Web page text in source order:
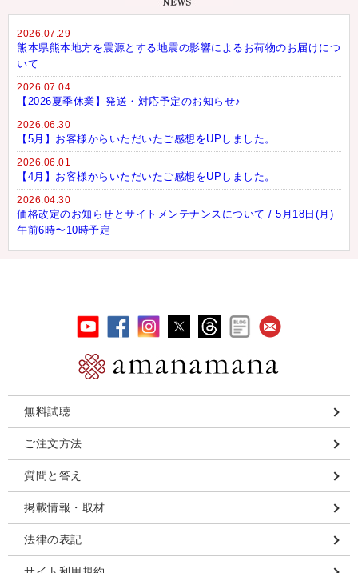
2026.07.29
熊本県熊本地方を震源とする地震の影響によるお荷物のお届けにつ
いて
2026.07.04
【2026夏季休業】発送・対応予定のお知らせ♪
2026.06.30
【5月】お客様からいただいたご感想をUPしました。
2026.06.01
【4月】お客様からいただいたご感想をUPしました。
2026.04.30
価格改定のお知らせとサイトメンテナンスについて / 5月18日(月)
午前6時〜10時予定
無料試聴
ご注文方法
質問と答え
掲載情報・取材
法律の表記